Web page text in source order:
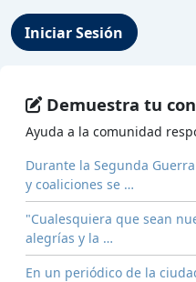
Iniciar Sesión
Demuestra tu
Ayuda a la comunidad
Durante la Segunda
y coaliciones se …
"Cualesquiera que sean
alegrías y la …
En un periódico de la